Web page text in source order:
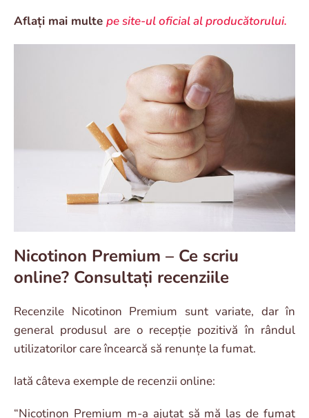
Aflați mai multe pe site-ul oficial al producătorului.
Nicotinon Premium – Ce scriu
online? Consultați recenziile
Recenzile Nicotinon Premium sunt variate, dar în
general produsul are o recepție pozitivă în rândul
utilizatorilor care încearcă să renunțe la fumat.
Iată câteva exemple de recenzii online:
“Nicotinon Premium m-a ajutat să mă las de fumat